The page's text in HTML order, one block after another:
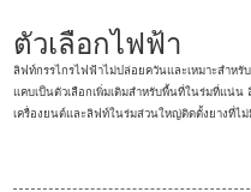
ตัวเลือกไฟฟ้า
ลิฟท์กรรไกรไฟฟ้าไม่ปล่อยควันและเหมาะสำห
แคบเป็นตัวเลือกเพิ่มเติมสำหรับพื้นที่ในร่มที่แน่
เครื่องยนต์และลิฟท์ในร่มส่วนใหญ่ติดตั้งยางที่ไม่